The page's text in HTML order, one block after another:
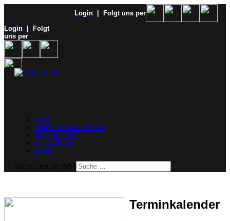
Login
| Folgt uns per
Login
| Folgt
uns per
SVW
Ergebnisdienst & Portal
Schachjugend
Verein finden
E-Mail
Terminkalender